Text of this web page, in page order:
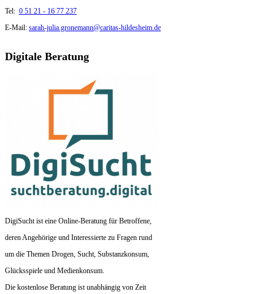
Tel: 0 51 21 - 16 77 237
E-Mail: sarah-julia.gronemann@caritas-hildesheim.de
Digitale Beratung
DigiSucht ist eine Online-Beratung für Betroffene,
deren Angehörige und Interessierte zu Fragen rund
um die Themen Drogen, Sucht, Substanzkonsum,
Glücksspiele und Medienkonsum.
Die kostenlose Beratung ist unabhängig von Zeit